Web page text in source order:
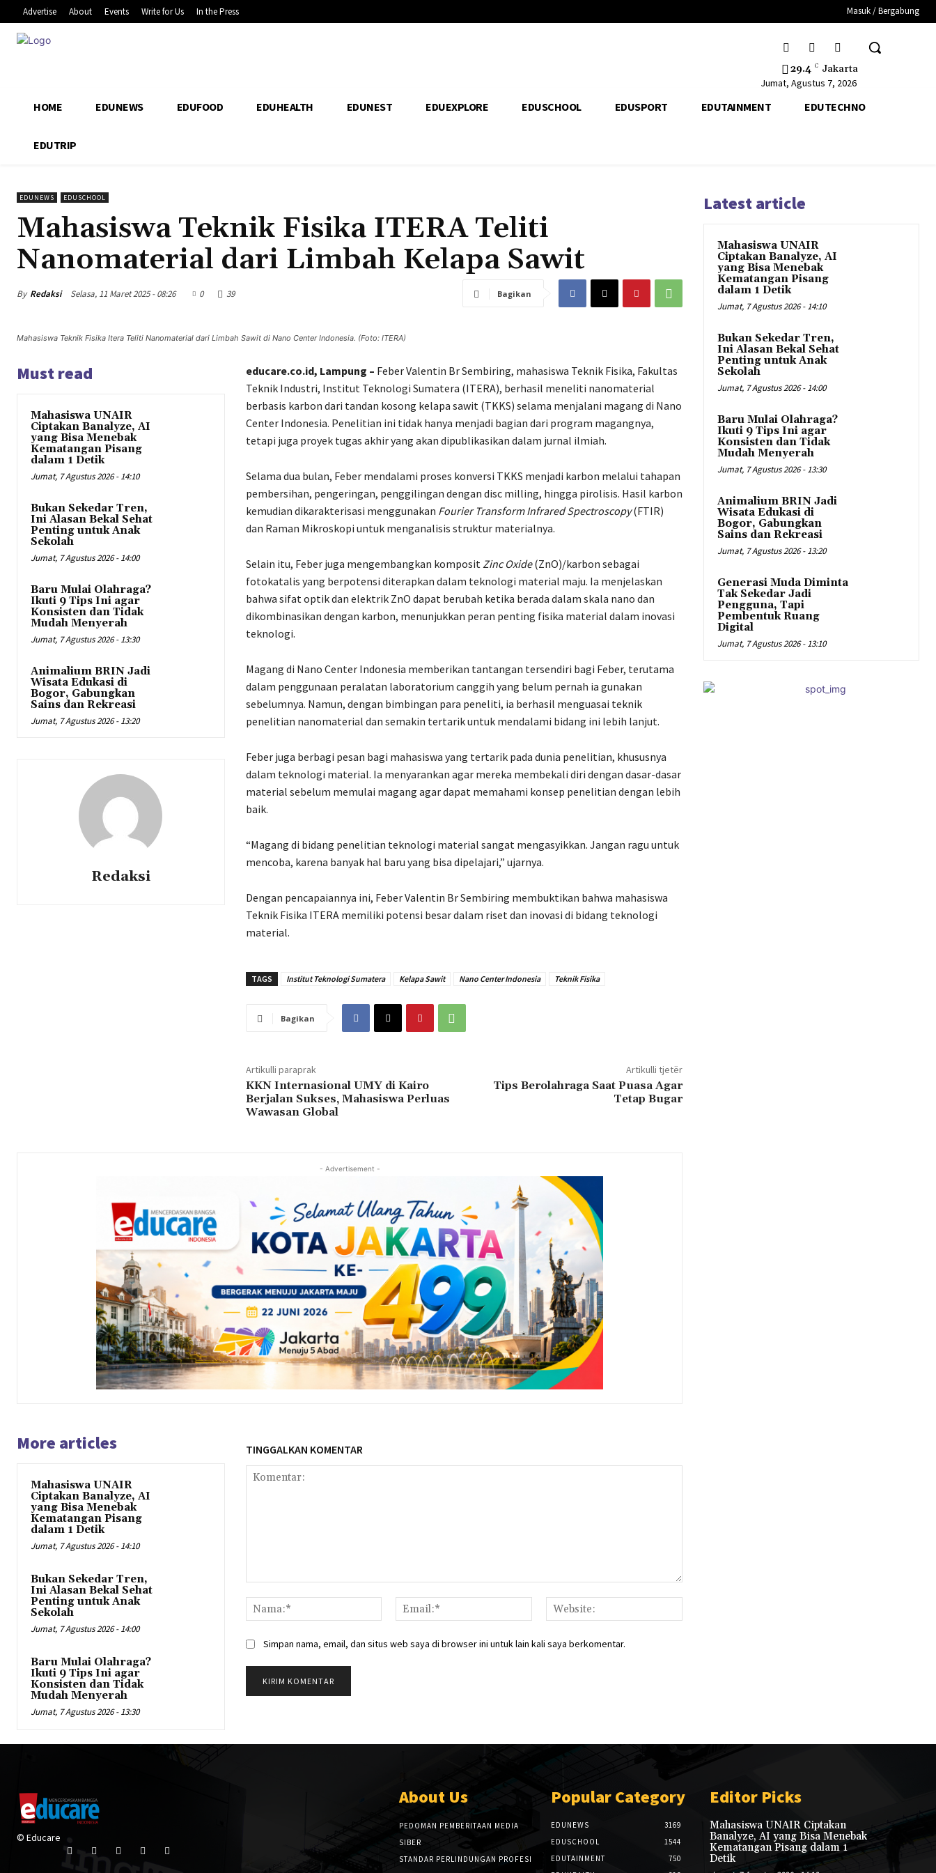
Advertise About Events Write for Us In the Press Masuk / Bergabung
29.4 C Jakarta
Jumat, Agustus 7, 2026
HOME EDUNEWS EDUFOOD EDUHEALTH EDUNEST EDUEXPLORE EDUSCHOOL EDUSPORT EDUTAINMENT EDUTECHNO
EDUTRIP
EDUNEWS EDUSCHOOL
Mahasiswa Teknik Fisika ITERA Teliti
Nanomaterial dari Limbah Kelapa Sawit
By Redaksi Selasa, 11 Maret 2025 - 08:26 0 39 Bagikan
Mahasiswa Teknik Fisika Itera Teliti Nanomaterial dari Limbah Sawit di Nano Center Indonesia. (Foto: ITERA)
Must read
Mahasiswa UNAIR
Ciptakan Banalyze, AI
yang Bisa Menebak
Kematangan Pisang
dalam 1 Detik
Jumat, 7 Agustus 2026 - 14:10
Bukan Sekedar Tren,
Ini Alasan Bekal Sehat
Penting untuk Anak
Sekolah
Jumat, 7 Agustus 2026 - 14:00
Baru Mulai Olahraga?
Ikuti 9 Tips Ini agar
Konsisten dan Tidak
Mudah Menyerah
Jumat, 7 Agustus 2026 - 13:30
Animalium BRIN Jadi
Wisata Edukasi di
Bogor, Gabungkan
Sains dan Rekreasi
Jumat, 7 Agustus 2026 - 13:20
Redaksi
educare.co.id, Lampung – Feber Valentin Br Sembiring, mahasiswa Teknik Fisika, Fakultas
Teknik Industri, Institut Teknologi Sumatera (ITERA), berhasil meneliti nanomaterial
berbasis karbon dari tandan kosong kelapa sawit (TKKS) selama menjalani magang di Nano
Center Indonesia. Penelitian ini tidak hanya menjadi bagian dari program magangnya,
tetapi juga proyek tugas akhir yang akan dipublikasikan dalam jurnal ilmiah.
Selama dua bulan, Feber mendalami proses konversi TKKS menjadi karbon melalui tahapan
pembersihan, pengeringan, penggilingan dengan disc milling, hingga pirolisis. Hasil karbon
kemudian dikarakterisasi menggunakan Fourier Transform Infrared Spectroscopy(FTIR)
dan Raman Mikroskopi untuk menganalisis struktur materialnya.
Selain itu, Feber juga mengembangkan kompositZinc Oxide(ZnO)/karbon sebagai
fotokatalis yang berpotensi diterapkan dalam teknologi material maju. Ia menjelaskan
bahwa sifat optik dan elektrik ZnO dapat berubah ketika berada dalam skala nano dan
dikombinasikan dengan karbon, menunjukkan peran penting fisika material dalam inovasi
teknologi.
Magang di Nano Center Indonesia memberikan tantangan tersendiri bagi Feber, terutama
dalam penggunaan peralatan laboratorium canggih yang belum pernah ia gunakan
sebelumnya. Namun, dengan bimbingan para peneliti, ia berhasil menguasai teknik
penelitian nanomaterial dan semakin tertarik untuk mendalami bidang ini lebih lanjut.
Feber juga berbagi pesan bagi mahasiswa yang tertarik pada dunia penelitian, khususnya
dalam teknologi material. Ia menyarankan agar mereka membekali diri dengan dasar-dasar
material sebelum memulai magang agar dapat memahami konsep penelitian dengan lebih
baik.
“Magang di bidang penelitian teknologi material sangat mengasyikkan. Jangan ragu untuk
mencoba, karena banyak hal baru yang bisa dipelajari,” ujarnya.
Dengan pencapaiannya ini, Feber Valentin Br Sembiring membuktikan bahwa mahasiswa
Teknik Fisika ITERA memiliki potensi besar dalam riset dan inovasi di bidang teknologi
material.
TAGS Institut Teknologi Sumatera Kelapa Sawit Nano Center Indonesia Teknik Fisika
Bagikan
Artikulli paraprak
KKN Internasional UMY di Kairo
Berjalan Sukses, Mahasiswa Perluas
Wawasan Global
Artikulli tjetër
Tips Berolahraga Saat Puasa Agar
Tetap Bugar
- Advertisement -
More articles
Mahasiswa UNAIR
Ciptakan Banalyze, AI
yang Bisa Menebak
Kematangan Pisang
dalam 1 Detik
Jumat, 7 Agustus 2026 - 14:10
Bukan Sekedar Tren,
Ini Alasan Bekal Sehat
Penting untuk Anak
Sekolah
Jumat, 7 Agustus 2026 - 14:00
Baru Mulai Olahraga?
Ikuti 9 Tips Ini agar
Konsisten dan Tidak
Mudah Menyerah
Jumat, 7 Agustus 2026 - 13:30
TINGGALKAN KOMENTAR
Nama:*
Email:*
Simpan nama, email, dan situs web saya di browser ini untuk lain kali saya berkomentar.
Latest article
Mahasiswa UNAIR
Ciptakan Banalyze, AI
yang Bisa Menebak
Kematangan Pisang
dalam 1 Detik
Jumat, 7 Agustus 2026 - 14:10
Bukan Sekedar Tren,
Ini Alasan Bekal Sehat
Penting untuk Anak
Sekolah
Jumat, 7 Agustus 2026 - 14:00
Baru Mulai Olahraga?
Ikuti 9 Tips Ini agar
Konsisten dan Tidak
Mudah Menyerah
Jumat, 7 Agustus 2026 - 13:30
Animalium BRIN Jadi
Wisata Edukasi di
Bogor, Gabungkan
Sains dan Rekreasi
Jumat, 7 Agustus 2026 - 13:20
Generasi Muda Diminta
Tak Sekedar Jadi
Pengguna, Tapi
Pembentuk Ruang
Digital
Jumat, 7 Agustus 2026 - 13:10
© Educare
About Us
PEDOMAN PEMBERITAAN MEDIA
SIBER
STANDAR PERLINDUNGAN PROFESI
Popular Category
EDUNEWS
3169
EDUSCHOOL
1544
EDUTAINMENT
750
Editor Picks
Mahasiswa UNAIR Ciptakan
Banalyze, AI yang Bisa Menebak
Kematangan Pisang dalam 1
Detik